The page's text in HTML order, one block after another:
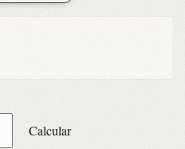
Calcular